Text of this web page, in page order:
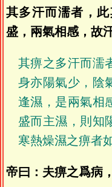
其多汗而濡者，
盛，兩氣相感，故
其痹之多汗而濡
身亦陽氣少，陰
逢濕，是兩氣相
盛而主濕，則知
寒熱燥濕之痹者
帝曰：夫痹之爲病